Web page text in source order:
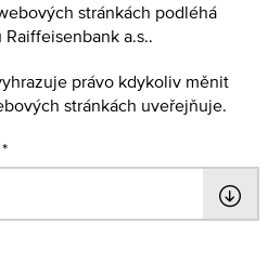
100 EUR Price
stránkách podléhá
a.s..
právo kdykoliv měnit
stránkách uveřejňuje.